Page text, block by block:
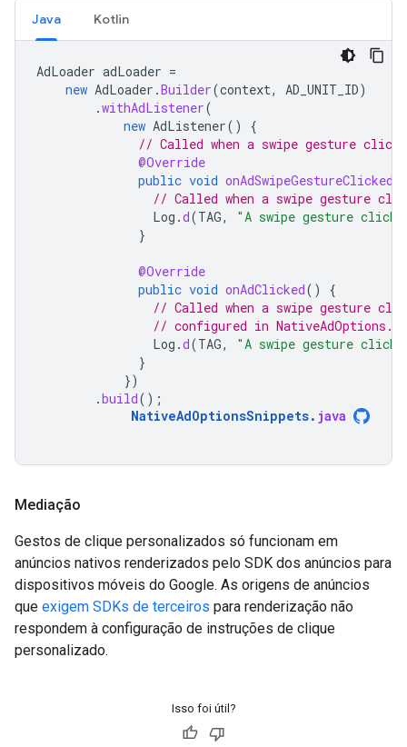
Java Kotlin
AdLoader adLoader =
new AdLoader .Builder(context, AD_UNIT_ID)
.withAdListener(
new AdListener()
{
// Called when a swipe gesture
@Override
public void onAdSwipeGestureClicked
// Called when a swipe gesture
Log .d(TAG,
"A swipe gesture click
}
@Override
public void onAdClicked()
{
// Called when a swipe gesture
// configured in NativeAdOptions.
Log .d(TAG,
"A swipe gesture
}
})
.build();
NativeAdOptionsSnippets. java
Mediação
Gestos de clique personalizados só funcionam em
anúncios nativos renderizados pelo SDK dos anúncios para
dispositivos móveis do Google. As origens de anúncios
que exigem SDKs de terceiros para renderização não
respondem à configuração de instruções de clique
personalizado.
Isso foi útil?